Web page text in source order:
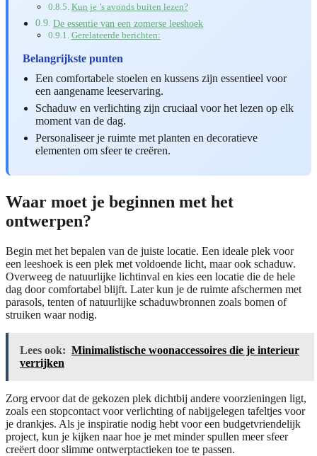
Kun je ’s avonds buiten lezen?
De essentie van een zomerse leeshoek
Gerelateerde berichten:
Belangrijkste punten
Een comfortabele stoelen en kussens zijn essentieel voor
een aangename leeservaring.
Schaduw en verlichting zijn cruciaal voor het lezen op elk
moment van de dag.
Personaliseer je ruimte met planten en decoratieve
elementen om sfeer te creëren.
Waar moet je beginnen met het
ontwerpen?
Begin met het bepalen van de juiste locatie. Een ideale plek voor
een leeshoek is een plek met voldoende licht, maar ook schaduw.
Overweeg de natuurlijke lichtinval en kies een locatie die de hele
dag door comfortabel blijft. Later kun je de ruimte afschermen met
parasols, tenten of natuurlijke schaduwbronnen zoals bomen of
struiken waar nodig.
Lees ook: Minimalistische woonaccessoires die je interieur
verrijken
Zorg ervoor dat de gekozen plek dichtbij andere voorzieningen ligt,
zoals een stopcontact voor verlichting of nabijgelegen tafeltjes voor
je drankjes. Als je inspiratie nodig hebt voor een budgetvriendelijk
project, kun je kijken naar hoe je met minder spullen meer sfeer
creëert door slimme ontwerptactieken toe te passen.